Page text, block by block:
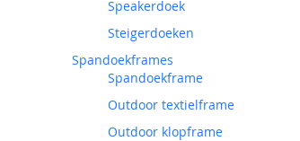
Speakerdoek
Steigerdoeken
Spandoekframes
Spandoekframe
Outdoor textielframe
Outdoor klopframe